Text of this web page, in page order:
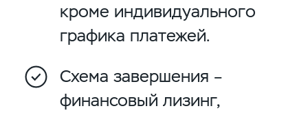
кроме индивидуального
графика платежей.
Схема завершения –
финансовый лизинг,